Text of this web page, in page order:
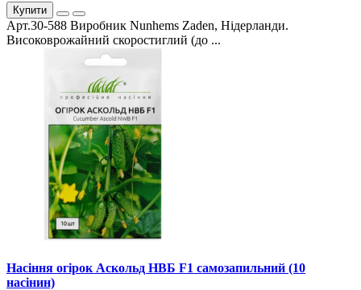
Купити
Арт.30-588 Виробник Nunhems Zaden, Нідерланди.
Високоврожайний скоростиглий (до ...
Насіння огірок Аскольд НВБ F1 самозапильний (10
насінин)